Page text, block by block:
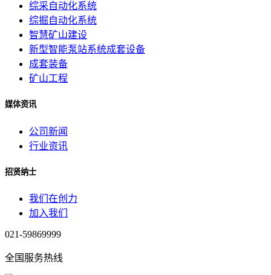
综采自动化系统
综掘自动化系统
智慧矿山建设
新型智能泵站系统成套设备
成套装备
矿山工程
媒体资讯
公司新闻
行业资讯
招贤纳士
我们在创力
加入我们
021-59869999
全国服务热线